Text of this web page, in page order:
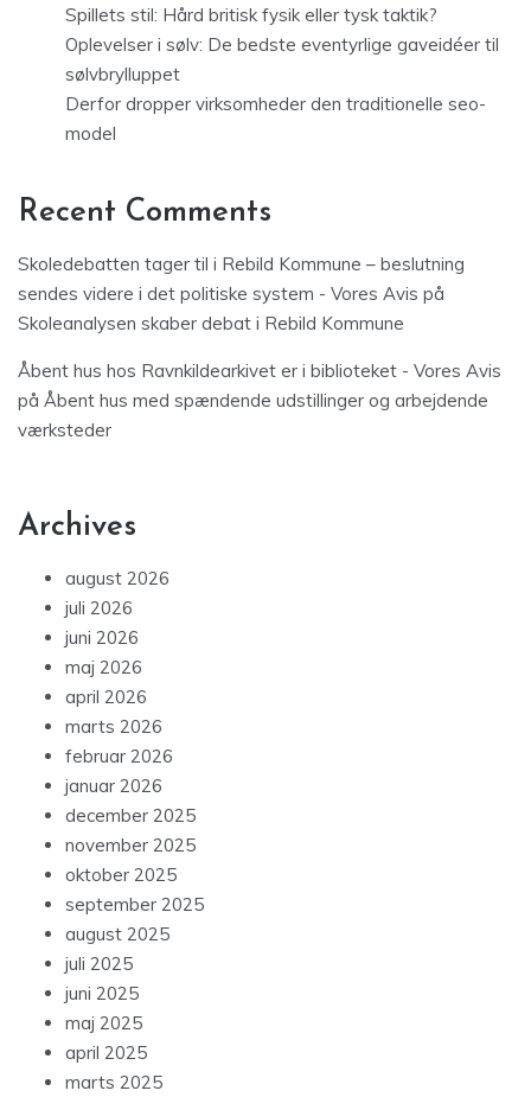
Spillets stil: Hård britisk fysik eller tysk taktik?
Oplevelser i sølv: De bedste eventyrlige gaveidéer til
sølvbrylluppet
Derfor dropper virksomheder den traditionelle seo-
model
Recent Comments
Skoledebatten tager til i Rebild Kommune – beslutning
sendes videre i det politiske system - Vores Avis på
Skoleanalysen skaber debat i Rebild Kommune
Åbent hus hos Ravnkildearkivet er i biblioteket - Vores Avis
på Åbent hus med spændende udstillinger og arbejdende
værksteder
Archives
august 2026
juli 2026
juni 2026
maj 2026
april 2026
marts 2026
februar 2026
januar 2026
december 2025
november 2025
oktober 2025
september 2025
august 2025
juli 2025
juni 2025
maj 2025
april 2025
marts 2025